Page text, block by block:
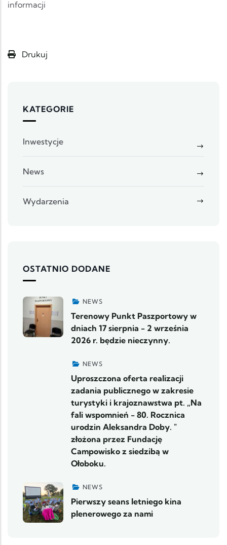
informacji
Drukuj
KATEGORIE
Inwestycje
News
Wydarzenia
OSTATNIO DODANE
NEWS
Terenowy Punkt Paszportowy w
dniach 17 sierpnia - 2 września
2026 r. będzie nieczynny.
NEWS
Uproszczona oferta realizacji
zadania publicznego w zakresie
turystyki i krajoznawstwa pt. „Na
fali wspomnień - 80. Rocznica
urodzin Aleksandra Doby. "
złożona przez Fundację
Campowisko z siedzibą w
Ołoboku.
NEWS
Pierwszy seans letniego kina
plenerowego za nami